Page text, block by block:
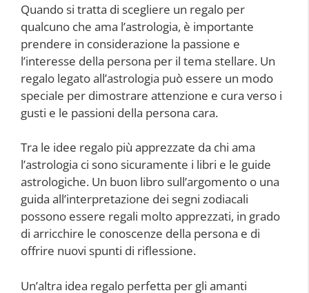
Quando si tratta di scegliere un regalo per
qualcuno che ama l’astrologia, è importante
prendere in considerazione la passione e
l’interesse della persona per il tema stellare. Un
regalo legato all’astrologia può essere un modo
speciale per dimostrare attenzione e cura verso i
gusti e le passioni della persona cara.
Tra le idee regalo più apprezzate da chi ama
l’astrologia ci sono sicuramente i libri e le guide
astrologiche. Un buon libro sull’argomento o una
guida all’interpretazione dei segni zodiacali
possono essere regali molto apprezzati, in grado
di arricchire le conoscenze della persona e di
offrire nuovi spunti di riflessione.
Un’altra idea regalo perfetta per gli amanti